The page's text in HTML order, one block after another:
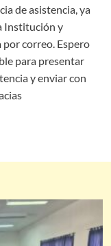
de asistencia, ya
Institución y
correo. Espero
para presentar
y enviar con